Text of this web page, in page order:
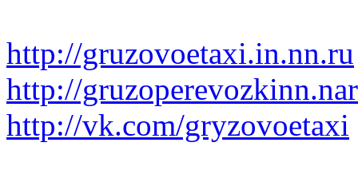
http://gruzovoetaxi.in.nn.ru
http://
http://vk.com/gryzovoetaxi